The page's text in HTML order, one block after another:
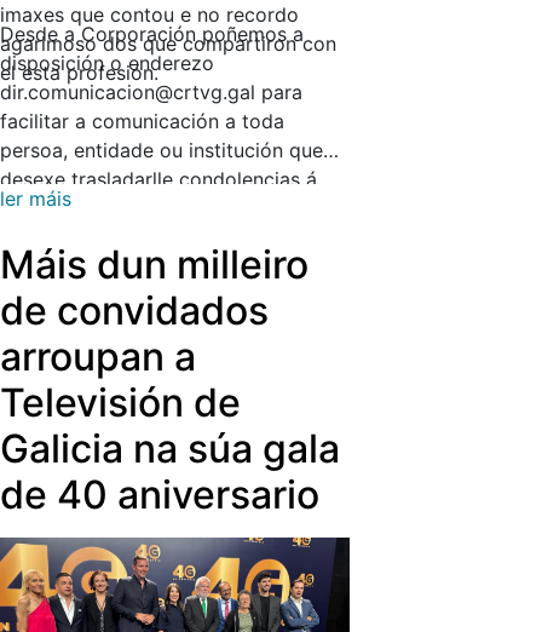
imaxes que contou e no recordo
agarimoso dos que compartiron con
el esta profesión.
Desde a Corporación poñemos a
disposición o enderezo
dir.comunicacion@crtvg.gal para
facilitar a comunicación a toda
persoa, entidade ou institución que
desexe trasladarlle condolencias á
familia de Emi a través de nós.
ler máis
Máis dun milleiro
de convidados
arroupan a
Televisión de
Galicia na súa gala
de 40 aniversario